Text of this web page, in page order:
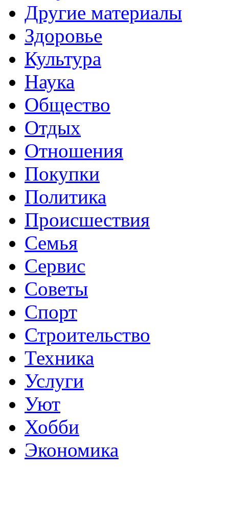
Другие материалы
Здоровье
Культура
Наука
Общество
Отдых
Отношения
Покупки
Политика
Происшествия
Семья
Сервис
Советы
Спорт
Строительство
Техника
Услуги
Уют
Хобби
Экономика